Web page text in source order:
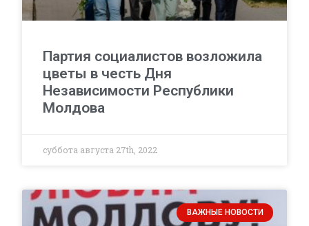
Партия социалистов возложила
цветы в честь Дня
Независимости Республики
Молдова
суббота августа 27th, 2022
ВАЖНЫЕ НОВОСТИ